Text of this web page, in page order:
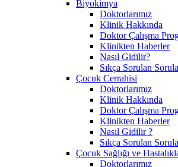
Biyokimya
Doktorlarımız
Klinik Hakkında
Doktor Çalışma
Klinikten Haberler
Nasıl Gidilir?
Sıkça Sorulan
Çocuk Cerrahisi
Doktorlarımız
Klinik Hakkında
Doktor Çalışma
Klinikten Haberler
Nasıl Gidilir ?
Sıkça Sorulan
Çocuk Sağlığı ve
Doktorlarımız